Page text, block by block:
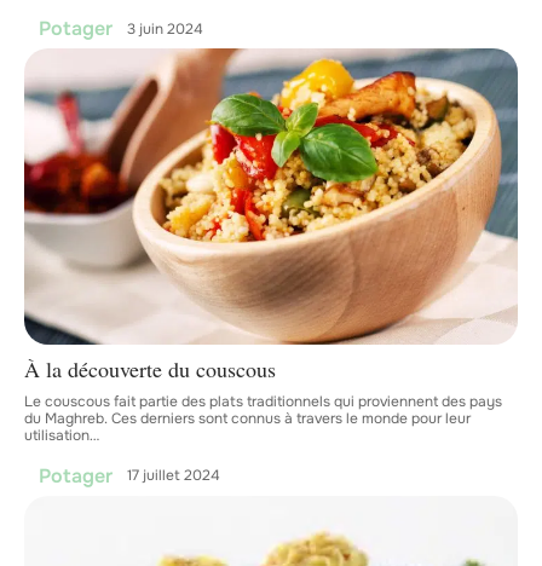
Potager 3 juin 2024
À la découverte du couscous
Le couscous fait partie des plats traditionnels qui proviennent des pays
du Maghreb. Ces derniers sont connus à travers le monde pour leur
utilisation…
Potager 17 juillet 2024